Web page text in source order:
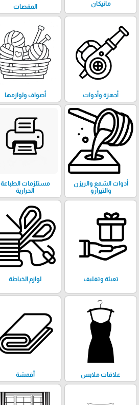
مانيكان المقصات
أجهزة وأدوات أصواف ولوازمها
أدوات الشمع والريزن
والتيرازو
مستلزمات الطباعة
الحرارية
تعبئة وتغليف لوازم الخياطة
علاقات ملابس أقمشة